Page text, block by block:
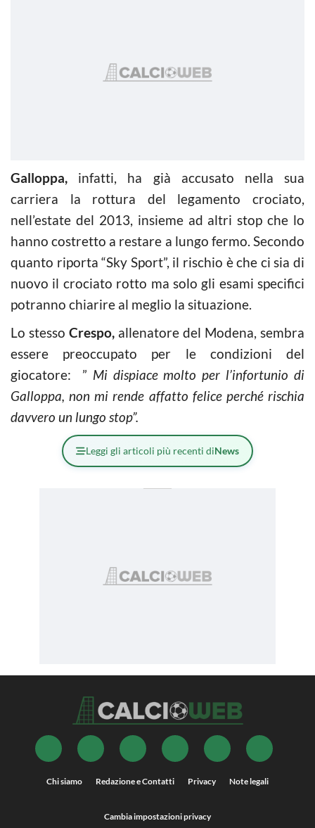
Galloppa, infatti, ha già accusato nella sua
carriera la rottura del legamento crociato,
nell’estate del 2013, insieme ad altri stop che lo
hanno costretto a restare a lungo fermo. Secondo
quanto riporta “Sky Sport”, il rischio è che ci sia di
nuovo il crociato rotto ma solo gli esami specifici
potranno chiarire al meglio la situazione.
Lo stesso Crespo, allenatore del Modena, sembra
essere preoccupato per le condizioni del
giocatore: ” Mi dispiace molto per l’infortunio di
Galloppa, non mi rende affatto felice perché rischia
davvero un lungo stop”.
Leggi gli articoli più recenti diNews
Chi siamo Redazione e Contatti Privacy Note legali
Cambia impostazioni privacy